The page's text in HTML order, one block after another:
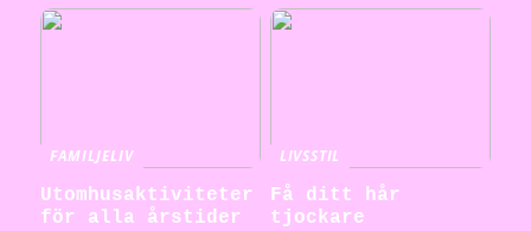
FAMILJELIV
Utomhusaktiviteter
för alla årstider
LIVSSTIL
Få ditt hår
tjockare